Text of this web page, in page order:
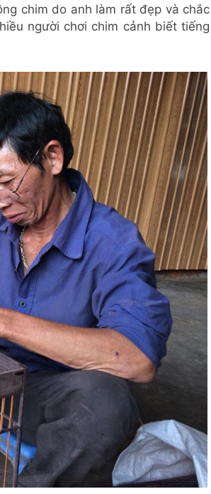
chim do anh làm rất đẹp và chắc
người chơi chim cảnh biết tiếng